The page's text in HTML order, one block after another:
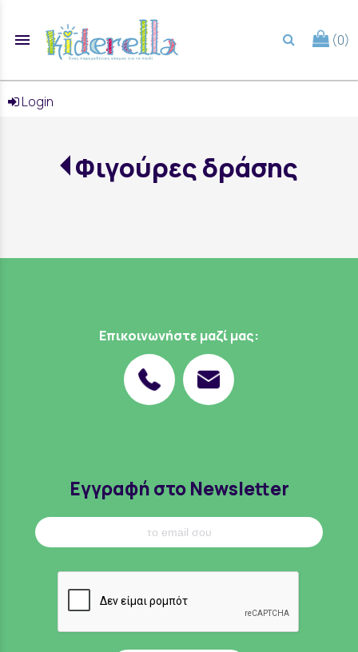
menu (0)
Login
Φιγούρες δράσης
Επικοινωνήστε μαζί μας:
Εγγραφή στο Newsletter